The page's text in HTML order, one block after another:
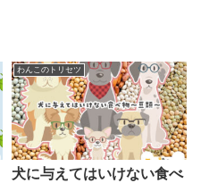
わんこのトリセツ
犬に与えてはいけない食べ